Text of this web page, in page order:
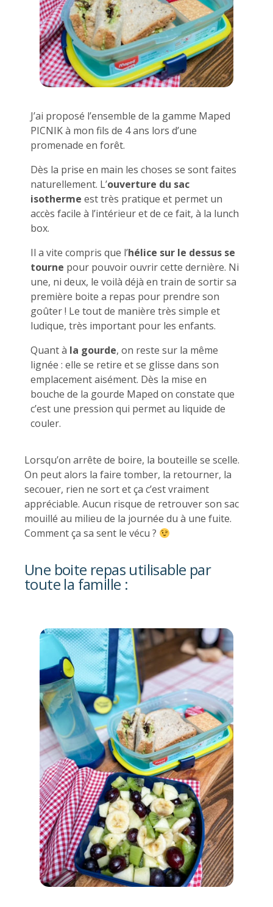
J’ai proposé l’ensemble de la gamme Maped
PICNIK à mon fils de 4 ans lors d’une
promenade en forêt.
Dès la prise en main les choses se sont faites
naturellement. L’ouverture du sac
isotherme est très pratique et permet un
accès facile à l’intérieur et de ce fait, à la lunch
box.
Il a vite compris que l’hélice sur le dessus se
tourne pour pouvoir ouvrir cette dernière. Ni
une, ni deux, le voilà déjà en train de sortir sa
première boite a repas pour prendre son
goûter ! Le tout de manière très simple et
ludique, très important pour les enfants.
Quant à la gourde, on reste sur la même
lignée : elle se retire et se glisse dans son
emplacement aisément. Dès la mise en
bouche de la gourde Maped on constate que
c’est une pression qui permet au liquide de
couler.
Lorsqu’on arrête de boire, la bouteille se scelle.
On peut alors la faire tomber, la retourner, la
secouer, rien ne sort et ça c’est vraiment
appréciable. Aucun risque de retrouver son sac
mouillé au milieu de la journée du à une fuite.
Comment ça sa sent le vécu ?
Une boite repas utilisable par
toute la famille :